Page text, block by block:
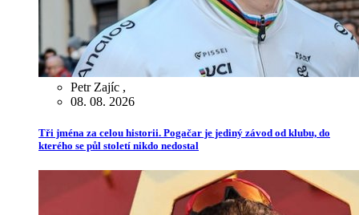
Petr Zajíc ,
08. 08. 2026
Tři jména za celou historii. Pogačar je jediný závod od klubu, do
kterého se půl století nikdo nedostal